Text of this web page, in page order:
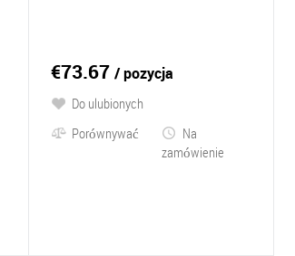
€73.67 / pozycja
Do ulubionych
Porównywać
Na
zamówienie